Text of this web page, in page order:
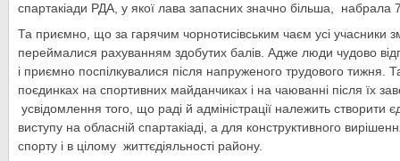
спартакіади РДА, у якої лава запасних значно більша,
Та приємно, що за гарячим чорнотисівським чаєм усі учасники
переймалися рахуванням здобутих балів. Адже люди чудово
і приємно поспілкувалися після напруженого трудового тижня.
поєдинках на спортивних майданчиках і на чаюванні після їх
усвідомлення того, що раді й адміністрації належить створити
виступу на обласній спартакіаді, а для конструктивного
спорту і в цілому життєдіяльності району.